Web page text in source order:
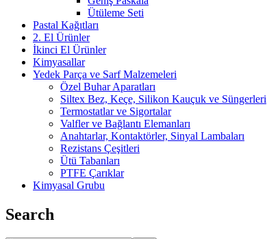
Ütüleme Seti
Pastal Kağıtları
2. El Ürünler
İkinci El Ürünler
Kimyasallar
Yedek Parça ve Sarf Malzemeleri
Özel Buhar Aparatları
Siltex Bez, Keçe, Silikon Kauçuk ve Süngerleri
Termostatlar ve Sigortalar
Valfler ve Bağlantı Elemanları
Anahtarlar, Kontaktörler, Sinyal Lambaları
Rezistans Çeşitleri
Ütü Tabanları
PTFE Çarıklar
Kimyasal Grubu
Search